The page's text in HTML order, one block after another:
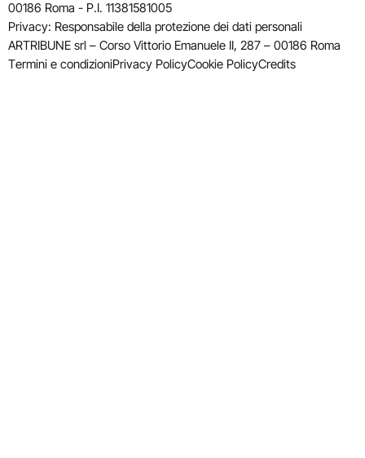
00186 Roma - P.I. 11381581005
Privacy: Responsabile della protezione dei dati personali
ARTRIBUNE srl – Corso Vittorio Emanuele II, 287 – 00186 Roma
Termini e condizioniPrivacy PolicyCookie PolicyCredits